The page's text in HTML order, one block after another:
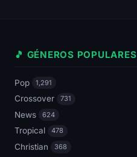
🎵 GÉNEROS POPULARES
Pop 1,291
Crossover 731
News 624
Tropical 478
Christian 368